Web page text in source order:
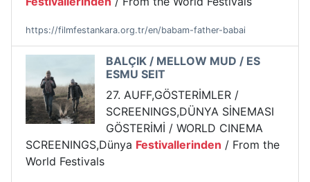
https://filmfestankara.org.tr/en/babam-father-babai
BALÇIK / MELLOW MUD / ES
ESMU SEIT
27. AUFF,GÖSTERİMLER /
SCREENINGS,DÜNYA SİNEMASI
GÖSTERİMİ / WORLD CINEMA
SCREENINGS,Dünya Festivallerinden / From the
World Festivals